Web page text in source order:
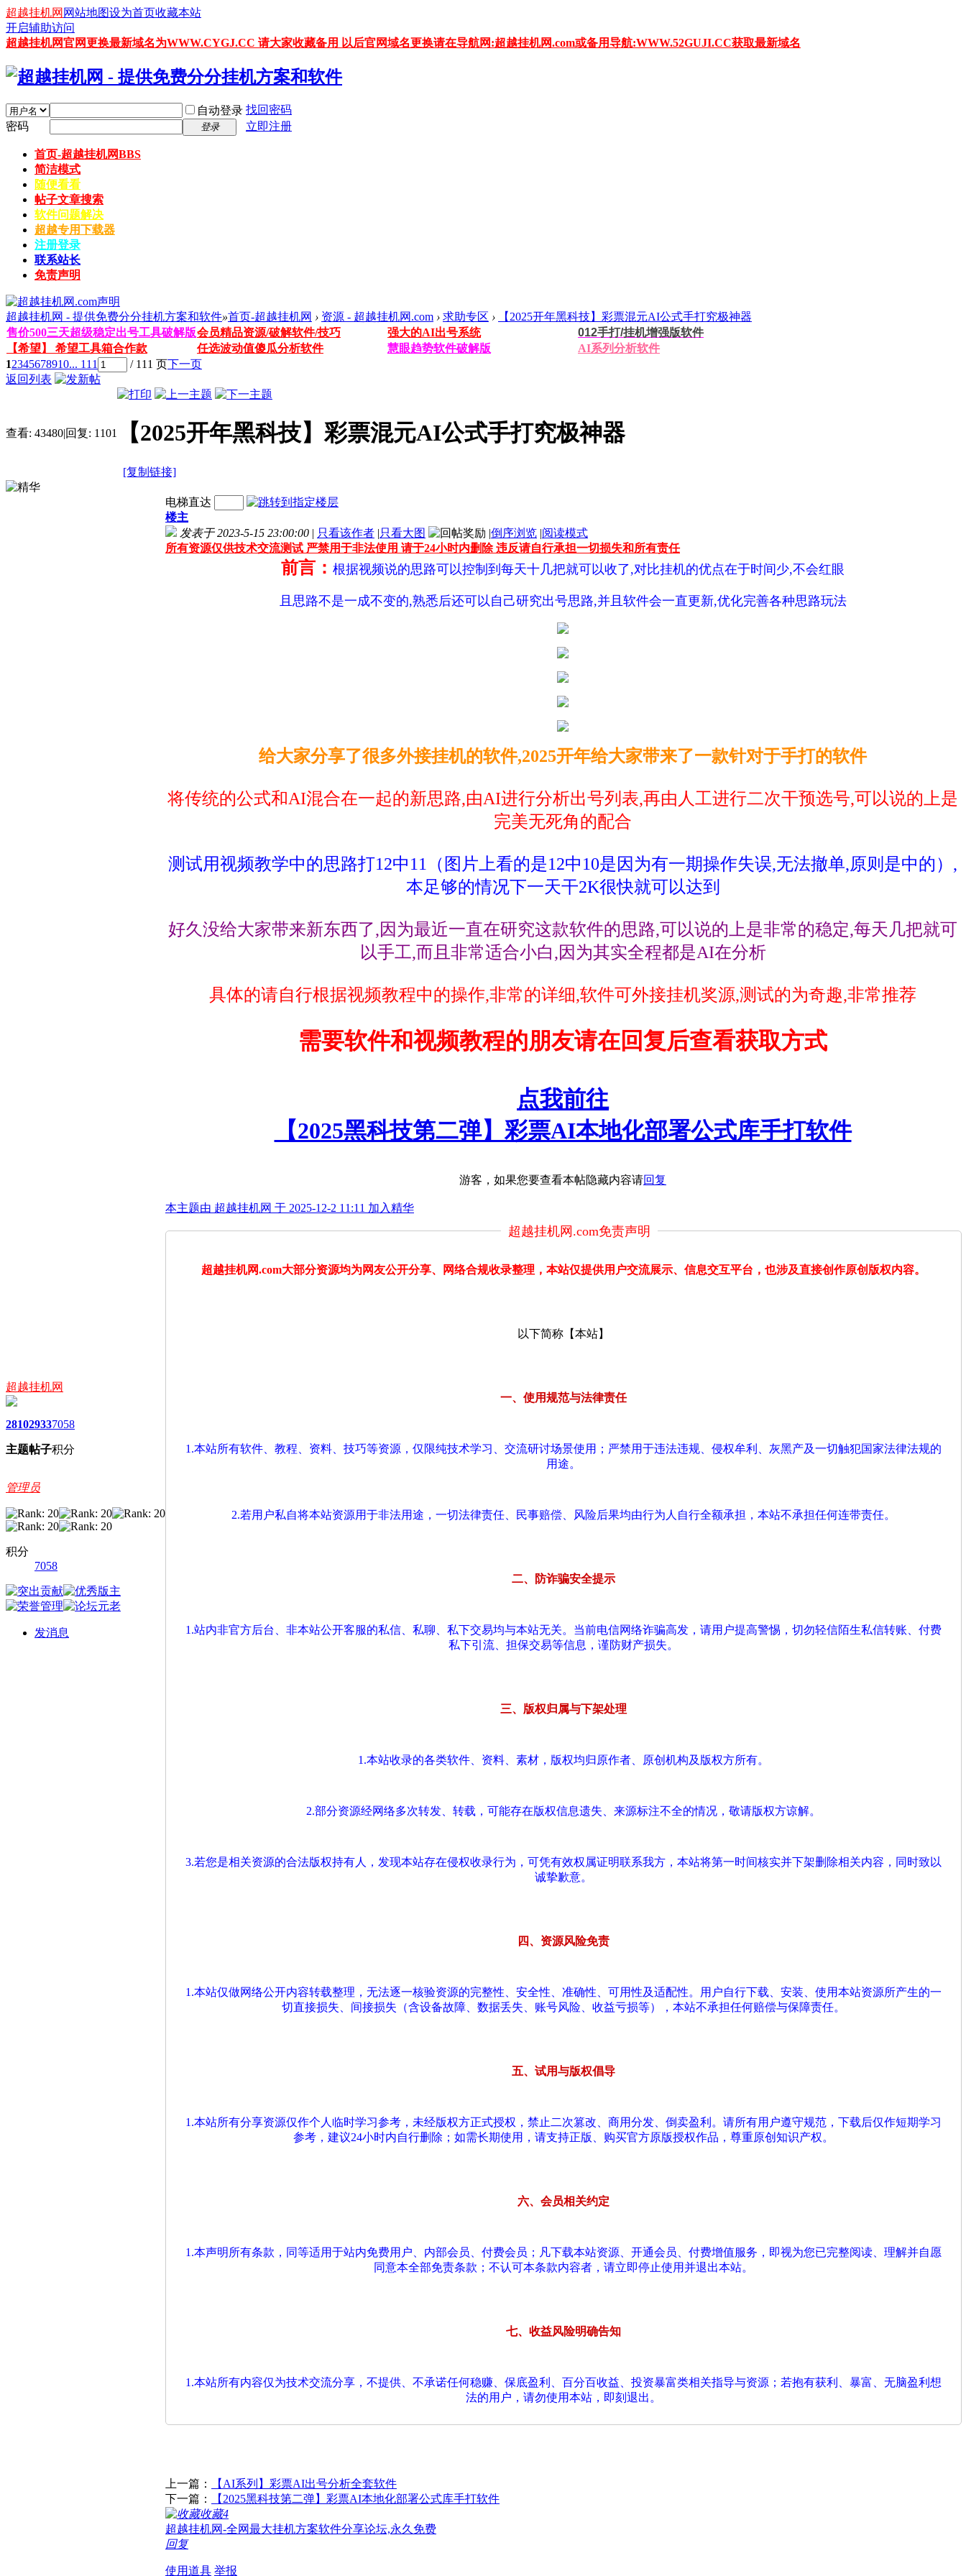
超越挂机网 网站地图设为首页收藏本站
开启辅助访问
超越挂机网官网更换最新域名为WWW.CYGJ.CC 请大家收藏备用 以后官网域名更换请在导航网:超越挂机网.com或备用导航:WWW.52GUJI.CC获取最新域名
自动登录 找回密码
密码
登录 立即注册
首页-超越挂机网BBS
简洁模式
随便看看
帖子文章搜索
软件问题解决
超越专用下载器
注册登录
联系站长
免责声明
超越挂机网 - 提供免费分分挂机方案和软件»首页-超越挂机网 › 资源 - 超越挂机网.com › 求助专区 ›
【2025开年黑科技】彩票混元AI公式手打究极神器
售价500三天超级稳定出号工具破解版会员精品资源/破解软件/技巧 强大的AI出号系统
012手打/挂机增强版软件
【希望】 希望工具箱合作款
任选波动值傻瓜分析软件 慧眼趋势软件破解版
AI系列分析软件
12345678910... 111 / 111 页下一页
返回列表
查看: 43480|回复: 1101 【2025开年黑科技】彩票混元AI公式手打究极神器
[复制链接]
超越挂机网
2810
主题
2933
帖子
7058
积分
管理员
积分
7058
发消息
电梯直达
楼主
发表于 2023-5-15 23:00:00 | 只看该作者 |只看大图 |倒序浏览 |阅读模式
所有资源仅供技术交流测试 严禁用于非法使用 请于24小时内删除 违反请自行承担一切损失和所有责任
前言： 根据视频说的思路可以控制到每天十几把就可以收了,对比挂机的优点在于时间少,不会红眼
且思路不是一成不变的,熟悉后还可以自己研究出号思路,并且软件会一直更新,优化完善各种思路玩法
给大家分享了很多外接挂机的软件,2025开年给大家带来了一款针对于手打的软件
将传统的公式和AI混合在一起的新思路,由AI进行分析出号列表,再由人工进行二次干预选号,可以说的上是
完美无死角的配合
测试用视频教学中的思路打12中11（图片上看的是12中10是因为有一期操作失误,无法撤单,原则是中的）,
本足够的情况下一天干2K很快就可以达到
好久没给大家带来新东西了,因为最近一直在研究这款软件的思路,可以说的上是非常的稳定,每天几把就可
以手工,而且非常适合小白,因为其实全程都是AI在分析
具体的请自行根据视频教程中的操作,非常的详细,软件可外接挂机奖源,测试的为奇趣,非常推荐
需要软件和视频教程的朋友请在回复后查看获取方式
点我前往
【2025黑科技第二弹】彩票AI本地化部署公式库手打软件
游客，如果您要查看本帖隐藏内容请回复
本主题由 超越挂机网 于 2025-12-2 11:11 加入精华
超越挂机网.com免责声明
超越挂机网.com大部分资源均为网友公开分享、网络合规收录整理，本站仅提供用户交流展示、信息交互平台，也涉及直接创作原创版权内容。
以下简称【本站】
一、使用规范与法律责任
1.本站所有软件、教程、资料、技巧等资源，仅限纯技术学习、交流研讨场景使用；严禁用于违法违规、侵权牟利、灰黑产及一切触犯国家法律法规的
用途。
2.若用户私自将本站资源用于非法用途，一切法律责任、民事赔偿、风险后果均由行为人自行全额承担，本站不承担任何连带责任。
二、防诈骗安全提示
1.站内非官方后台、非本站公开客服的私信、私聊、私下交易均与本站无关。当前电信网络诈骗高发，请用户提高警惕，切勿轻信陌生私信转账、付费
私下引流、担保交易等信息，谨防财产损失。
三、版权归属与下架处理
1.本站收录的各类软件、资料、素材，版权均归原作者、原创机构及版权方所有。
2.部分资源经网络多次转发、转载，可能存在版权信息遗失、来源标注不全的情况，敬请版权方谅解。
3.若您是相关资源的合法版权持有人，发现本站存在侵权收录行为，可凭有效权属证明联系我方，本站将第一时间核实并下架删除相关内容，同时致以
诚挚歉意。
四、资源风险免责
1.本站仅做网络公开内容转载整理，无法逐一核验资源的完整性、安全性、准确性、可用性及适配性。用户自行下载、安装、使用本站资源所产生的一
切直接损失、间接损失（含设备故障、数据丢失、账号风险、收益亏损等），本站不承担任何赔偿与保障责任。
五、试用与版权倡导
1.本站所有分享资源仅作个人临时学习参考，未经版权方正式授权，禁止二次篡改、商用分发、倒卖盈利。请所有用户遵守规范，下载后仅作短期学习
参考，建议24小时内自行删除；如需长期使用，请支持正版、购买官方原版授权作品，尊重原创知识产权。
六、会员相关约定
1.本声明所有条款，同等适用于站内免费用户、内部会员、付费会员；凡下载本站资源、开通会员、付费增值服务，即视为您已完整阅读、理解并自愿
同意本全部免责条款；不认可本条款内容者，请立即停止使用并退出本站。
七、收益风险明确告知
1.本站所有内容仅为技术交流分享，不提供、不承诺任何稳赚、保底盈利、百分百收益、投资暴富类相关指导与资源；若抱有获利、暴富、无脑盈利想
法的用户，请勿使用本站，即刻退出。
上一篇：
【AI系列】彩票AI出号分析全套软件
下一篇：
【2025黑科技第二弹】彩票AI本地化部署公式库手打软件
收藏4
超越挂机网-全网最大挂机方案软件分享论坛,永久免费
回复
使用道具 举报